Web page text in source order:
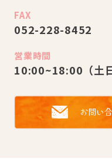
FAX
052-228-8452
営業時間
10:00~18:00（⼟
お問い